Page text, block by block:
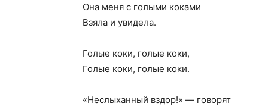
Она меня с голыми коками
Взяла и увидела.
Голые коки, голые коки,
Голые коки, голые коки.
«Неслыханный вздор!» — говорят